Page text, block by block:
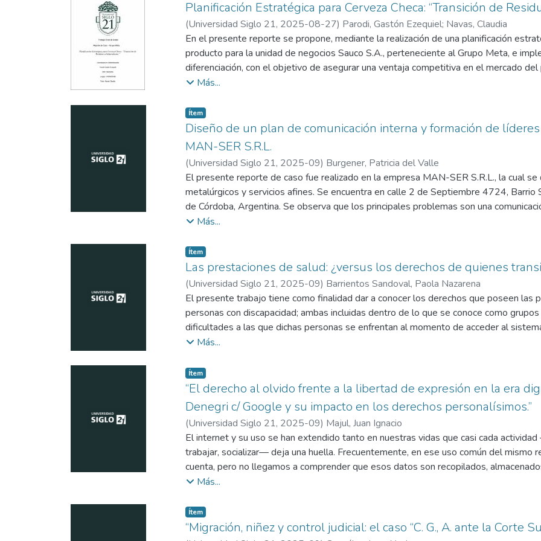
El plan propone un conjunto de estrategias centradas en la creatividad y el
potenciar las habilidades de los colaboradores y alinear su crecimiento con los
implementación de estas estrategias posicionará a la Cooperativa Eléctrica de
preparada para liderar el cambio, aprovechando el talento y la innovación de su
y sostenible en la comunidad, y consolidarse como un referente en su sector
Planificación Estratégica para Cerveza Checa: “Transición de
(Universidad Siglo 21, 2025-08-27) Parodi, Gastón Ezequiel; Navas, Claudia
En el presente reporte se propone, mediante la realización de una planificación
producto para la unidad de negocios Sauco S.A., perteneciente al Grupo Meta, e
diferenciación, con el objetivo de asegurar una ventaja competitiva en el mercado
la rentabilidad de la organización. Se tiene en cuenta el análisis interno y del entorno
referentes en el campo de la administración. Además, el análisis financiero realizado
de implementación recomendado.
This report proposes, through strategic planning, to develop a new product for the
Meta and implement a differentiation strategy, with the aim of ensuring a competitive
sliced bread market and increasing the profitability of the organization. The internal
environment are taken into account to expose the convenience of moving forward
theoretical principles postulated by authors who are references in the management
Additionally, a financial analysis is performed that demonstrates the feasibility of the
Más...
Item type:
Ítem,
Diseño de un plan de comunicación interna y formación de
MAN-SER S.R.L.
(Universidad Siglo 21, 2025-09) Burgener, Patricia del Valle
El presente reporte de caso fue realizado en la empresa MAN-SER S.R.L., la cual se
metalúrgicos y servicios afines. Se encuentra en calle 2 de Septiembre 4724, Barrio
de Córdoba, Argentina. Se observa que los principales problemas son una
inexistencia de canales de comunicación digitales, la escasa formación en los
Debido a las falencias mencionadas anteriormente, se desarrolló un plan de
información dentro de la misma, crear nuevos canales como correo electrónico
Instagram, modificar el buzón de sugerencias mediante formulario Google y capacitar
la productividad, relacionarse adecuadamente, encomendar actividades y gestionar
Más...
Item type:
Ítem,
Las prestaciones de salud: ¿versus los derechos de quienes
(Universidad Siglo 21, 2025-09) Barrientos Sandoval, Paola Nazarena
El presente trabajo tiene como finalidad dar a conocer los derechos que poseen las
personas con discapacidad; ambas incluidas dentro de lo que se conoce como
dificultades a las que dichas personas se enfrentan al momento de acceder al
Para tal fin se ha seleccionado la presente nota a fallo, se analizará la sentencia
Administración Provincial del Seguro de Salud (APROSS) – Amparo (Ley 4915)”, de
Auto Nº 208.
Más...
Item type:
Ítem,
“El derecho al olvido frente a la libertad de expresión en la era
Denegri c/ Google y su impacto en los derechos personalísimos.”
(Universidad Siglo 21, 2025-09) Majul, Juan Ignacio
El internet y su uso se han extendido tanto en nuestras vidas que casi cada
trabajar, socializar— deja una huella. Frecuentemente, en ese uso común del mismo
cuenta, pero no llegamos a comprender que esos datos son recopilados,
riesgo derechos esenciales como la privacidad, el honor, la imagen y la intimidad,
“fecha de caducidad” que permita a las personas liberarse de exposiciones pasadas.
& Quintanilla Perea, A., 2018; Manzanero Jiménez, L., & Pérez García-Ferrería, J.,
Más...
Item type:
Ítem,
“Migración, niñez y control judicial: el caso “C. G., A. ante la Corte